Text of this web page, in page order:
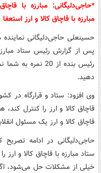
*حاجی‌دلیگانی: مبارزه با
مبارزه با قاچاق کالا و ارز
حسینعلی حاجی‌دلیگانی
پس از گزارش رئیس ستاد
دهید.
وی افزود: ستاد و قرارگاه در
قاچاق کالا و ارز را کنترل کند،
قاچاق کالا و ارز یک مسئول
حاجی‌دلیگانی در ادامه
ستاد مبارزه با قاچاق کالا و
خیلی از مشکلات حل می‌شود،